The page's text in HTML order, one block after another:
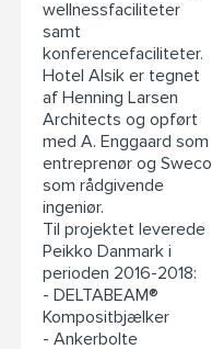
wellnessfaciliteter
samt
konferencefaciliteter.
Hotel Alsik er tegnet
af Henning Larsen
Architects og opført
med A. Enggaard som
entreprenør og Sweco
som rådgivende
ingeniør.
Til projektet leverede
Peikko Danmark i
perioden 2016-2018:
- DELTABEAM®
Kompositbjælker
- Ankerbolte